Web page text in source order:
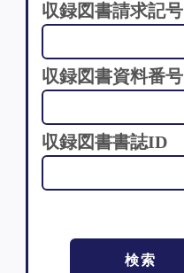
収録図書請求記号
収録図書資料番号
収録図書書誌ID
検索